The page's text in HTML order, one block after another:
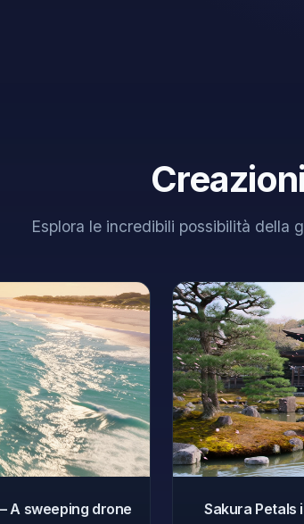
Esplora le incredibili possibilità della
A sweeping drone
Sakura Petals